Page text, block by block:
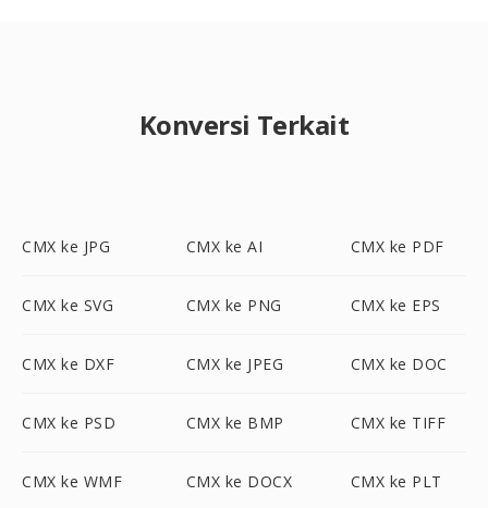
Konversi Terkait
CMX ke JPG CMX ke AI CMX ke PDF
CMX ke SVG CMX ke PNG CMX ke EPS
CMX ke DXF CMX ke JPEG CMX ke DOC
CMX ke PSD CMX ke BMP CMX ke TIFF
CMX ke WMF CMX ke DOCX CMX ke PLT